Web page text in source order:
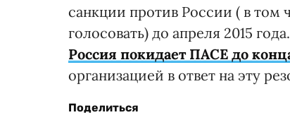
санкции против России ( в том
голосовать) до апреля 2015
Россия покидает ПАСЕ до
организацией в ответ на эту
Поделиться